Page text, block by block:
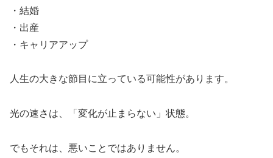
・結婚
・出産
・キャリアアップ
人生の大きな節目に立っている可能性があります。
光の速さは、「変化が止まらない」状態。
でもそれは、悪いことではありません。